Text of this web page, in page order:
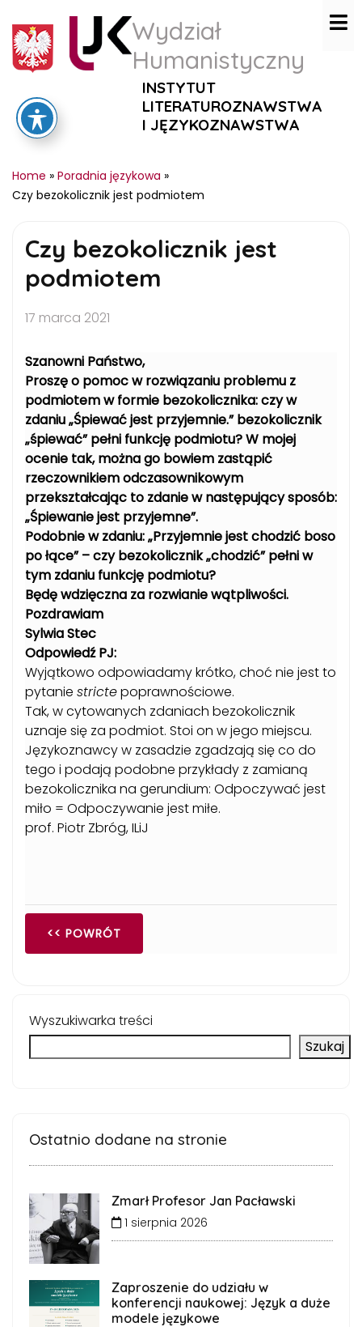
Wydział
Humanistyczny
INSTYTUT
LITERATUROZNAWSTWA
I JĘZYKOZNAWSTWA
Home » Poradnia językowa »
Czy bezokolicznik jest podmiotem
Czy bezokolicznik jest
podmiotem
17 marca 2021
Szanowni Państwo,
Proszę o pomoc w rozwiązaniu problemu z
podmiotem w formie bezokolicznika: czy w
zdaniu „Śpiewać jest przyjemnie.” bezokolicznik
„śpiewać” pełni funkcję podmiotu? W mojej
ocenie tak, można go bowiem zastąpić
rzeczownikiem odczasownikowym
przekształcając to zdanie w następujący sposób:
„Śpiewanie jest przyjemne”.
Podobnie w zdaniu: „Przyjemnie jest chodzić boso
po łące” – czy bezokolicznik „chodzić” pełni w
tym zdaniu funkcję podmiotu?
Będę wdzięczna za rozwianie wątpliwości.
Pozdrawiam
Sylwia Stec
Odpowiedź PJ:
Wyjątkowo odpowiadamy krótko, choć nie jest to
pytanie strictepoprawnościowe.
Tak, w cytowanych zdaniach bezokolicznik
uznaje się za podmiot. Stoi on w jego miejscu.
Językoznawcy w zasadzie zgadzają się co do
tego i podają podobne przykłady z zamianą
bezokolicznika na gerundium: Odpoczywać jest
miło = Odpoczywanie jest miłe.
prof. Piotr Zbróg, ILiJ
<< POWRÓT
Wyszukiwarka treści
Szukaj
Ostatnio dodane na stronie
Zmarł Profesor Jan Pacławski
1 sierpnia 2026
Zaproszenie do udziału w
konferencji naukowej: Język a duże
modele językowe